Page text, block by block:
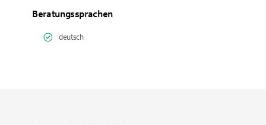
Beratungssprachen
deutsch